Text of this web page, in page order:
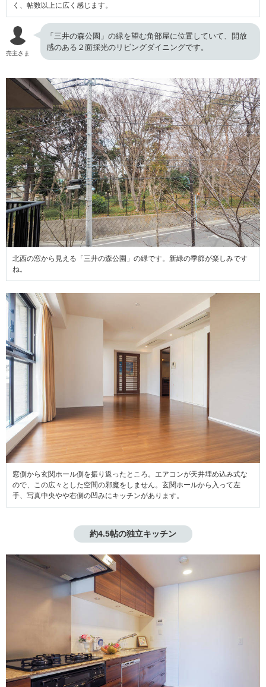
く、帖数以上に広く感じます。
売主さま
「三井の森公園」の緑を望む角部屋に位置していて、開放
感のある２面採光のリビングダイニングです。
北西の窓から見える「三井の森公園」の緑です。新緑の季節が楽しみです
ね。
窓側から玄関ホール側を振り返ったところ。エアコンが天井埋め込み式な
ので、この広々とした空間の邪魔をしません。玄関ホールから入って左
手、写真中央やや右側の凹みにキッチンがあります。
約4.5帖の独立キッチン